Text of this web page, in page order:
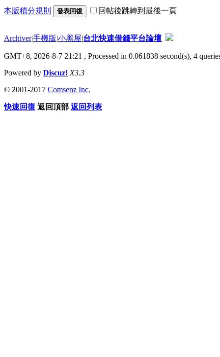
本版積分規則 發表回復 回帖後跳轉到最後一頁
Archiver|手機版|小黑屋|台北快速借錢平台論壇
GMT+8, 2026-8-7 21:21 , Processed in 0.061838 second(s), 4
Powered by Discuz! X3.3
© 2001-2017 Comsenz Inc.
快速回復 返回頂部 返回列表